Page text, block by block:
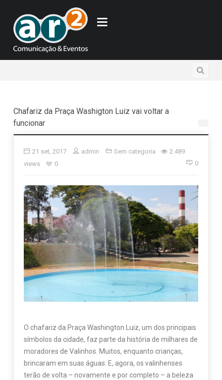
Chafariz da Praça Washigton Luiz vai voltar a
funcionar
21 set, 2017 admin Sem categoria
2.489
views
0 0
O chafariz da Praça Washington Luiz, um dos principais
símbolos da cidade, faz parte da história de milhares de
moradores de Valinhos. Muitos, enquanto crianças,
brincaram em suas águas. E, agora, os valinhenses
terão de volta – novamente e por completo – a beleza